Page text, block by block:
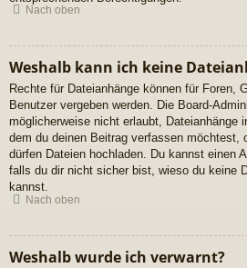
Nach oben
Weshalb kann ich keine
Rechte für Dateianhänge können für Foren,
Benutzer vergeben werden. Die Board-
möglicherweise nicht erlaubt, Dateianhänge
dem du deinen Beitrag verfassen möchtest,
dürfen Dateien hochladen. Du kannst einen
falls du dir nicht sicher bist, wieso du keine
kannst.
Nach oben
Weshalb wurde ich verwarnt?